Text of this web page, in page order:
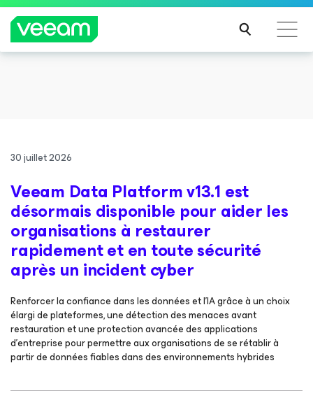
SUIT
30 juillet 2026
Veeam Data Platform v13.1 est
désormais disponible pour aider les
organisations à restaurer
rapidement et en toute sécurité
après un incident cyber
Renforcer la confiance dans les données et l’IA grâce à un choix
élargi de plateformes, une détection des menaces avant
restauration et une protection avancée des applications
d’entreprise pour permettre aux organisations de se rétablir à
partir de données fiables dans des environnements hybrides